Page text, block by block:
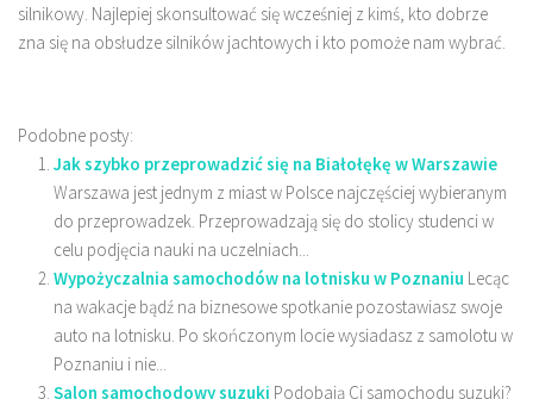
silnikowy. Najlepiej skonsultować się wcześniej z kimś, kto dobrze
zna się na obsłudze silników jachtowych i kto pomoże nam wybrać.
Podobne posty:
Jak szybko przeprowadzić się na Białołękę w Warszawie
Warszawa jest jednym z miast w Polsce najczęściej wybieranym
do przeprowadzek. Przeprowadzają się do stolicy studenci w
celu podjęcia nauki na uczelniach...
Wypożyczalnia samochodów na lotnisku w Poznaniu Lecąc
na wakacje bądź na biznesowe spotkanie pozostawiasz swoje
auto na lotnisku. Po skończonym locie wysiadasz z samolotu w
Poznaniu i nie...
Salon samochodowy suzuki Podobają Ci samochodu suzuki?